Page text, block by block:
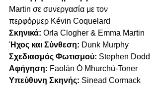
Martin σε συνεργασία με τον
περφόρμερ Kévin Coquelard
Σκηνικά: Orla Clogher & Emma Martin
Ήχος και Σύνθεση: Dunk Murphy
Σχεδιασμός Φωτισμού: Stephen Dodd
Αφήγηση: Faolán Ó Mhurchú-Toner
Υπεύθυνη Σκηνής: Sinead Cormack